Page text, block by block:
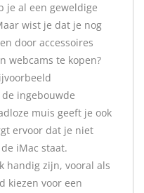
je al een geweldige
wist je dat je nog
door accessoires
webcams te kopen?
ingebouwde
muis geeft je ook
ervoor dat je niet
iMac staat.
handig zijn, vooral als
kiezen voor een